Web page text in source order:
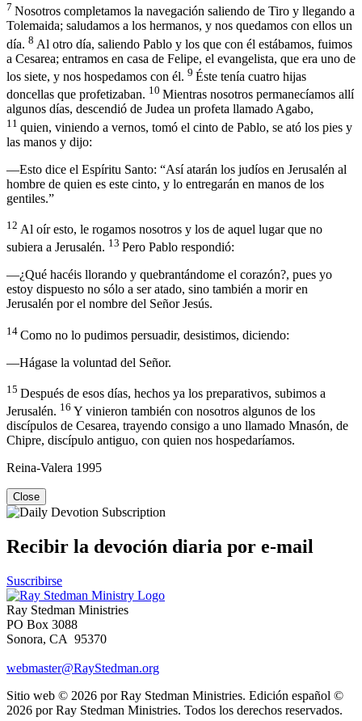
7 Nosotros completamos la navegación saliendo de Tiro y llegando a
Tolemaida; saludamos a los hermanos, y nos quedamos con ellos un
día. 8 Al otro día, saliendo Pablo y los que con él estábamos, fuimos
a Cesarea; entramos en casa de Felipe, el evangelista, que era uno de
los siete, y nos hospedamos con él. 9 Éste tenía cuatro hijas
doncellas que profetizaban. 10 Mientras nosotros permanecíamos allí
algunos días, descendió de Judea un profeta llamado Agabo,
11 quien, viniendo a vernos, tomó el cinto de Pablo, se ató los pies y
las manos y dijo:
—Esto dice el Espíritu Santo: “Así atarán los judíos en Jerusalén al
hombre de quien es este cinto, y lo entregarán en manos de los
gentiles.”
12 Al oír esto, le rogamos nosotros y los de aquel lugar que no
subiera a Jerusalén. 13 Pero Pablo respondió:
—¿Qué hacéis llorando y quebrantándome el corazón?, pues yo
estoy dispuesto no sólo a ser atado, sino también a morir en
Jerusalén por el nombre del Señor Jesús.
14 Como no lo pudimos persuadir, desistimos, diciendo:
—Hágase la voluntad del Señor.
15 Después de esos días, hechos ya los preparativos, subimos a
Jerusalén. 16 Y vinieron también con nosotros algunos de los
discípulos de Cesarea, trayendo consigo a uno llamado Mnasón, de
Chipre, discípulo antiguo, con quien nos hospedaríamos.
Reina-Valera 1995
Close
Recibir la devoción diaria por e-mail
Suscribirse
Ray Stedman Ministries
PO Box 3088
Sonora, CA 95370
webmaster@RayStedman.org
Sitio web © 2026 por Ray Stedman Ministries. Edición español ©
2026 por Ray Stedman Ministries. Todos los derechos reservados.